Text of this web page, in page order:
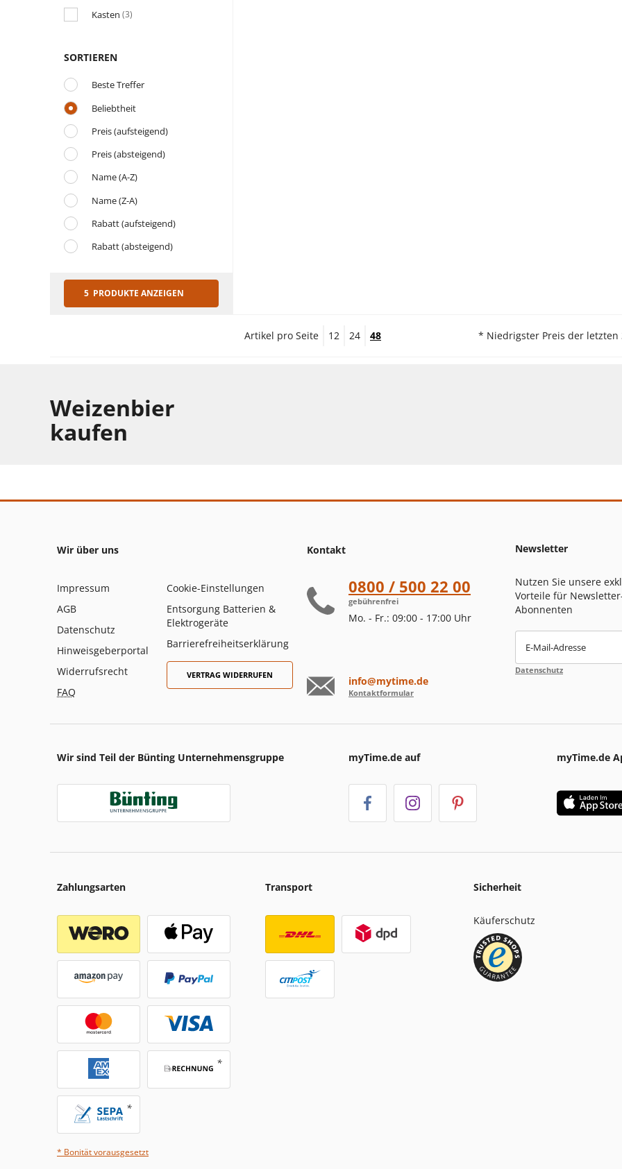
Kasten (3)
SORTIEREN
Beste Treffer
Beliebtheit
Preis (aufsteigend)
Preis (absteigend)
Name (A-Z)
Name (Z-A)
Rabatt (aufsteigend)
Rabatt (absteigend)
5 PRODUKTE ANZEIGEN
Artikel pro Seite 12 24 48 * Niedrigster Preis der letzten
Weizenbier
kaufen
Wir über uns
Impressum
AGB
Datenschutz
Hinweisgeberportal
Widerrufsrecht
FAQ
Cookie-Einstellungen
Entsorgung Batterien &
Elektrogeräte
Barrierefreiheitserklärung
VERTRAG WIDERRUFEN
Kontakt
0800 / 500 22 00
gebührenfrei
Mo. - Fr.: 09:00 - 17:00 Uhr
info@mytime.de
Kontaktformular
Newsletter
Nutzen Sie unsere
Vorteile für
Abonnenten
E-Mail-Adresse
Datenschutz
Wir sind Teil der Bünting Unternehmensgruppe myTime.de auf myTime.de
Zahlungsarten
* Bonität vorausgesetzt
Transport Sicherheit
Käuferschutz